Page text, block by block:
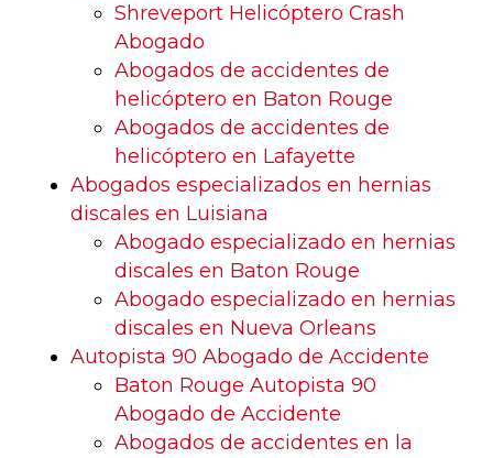
Shreveport Helicóptero Crash
Abogado
Abogados de accidentes de
helicóptero en Baton Rouge
Abogados de accidentes de
helicóptero en Lafayette
Abogados especializados en hernias
discales en Luisiana
Abogado especializado en hernias
discales en Baton Rouge
Abogado especializado en hernias
discales en Nueva Orleans
Autopista 90 Abogado de Accidente
Baton Rouge Autopista 90
Abogado de Accidente
Abogados de accidentes en la